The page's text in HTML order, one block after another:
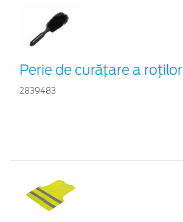
Perie de curățare a roților
2839483